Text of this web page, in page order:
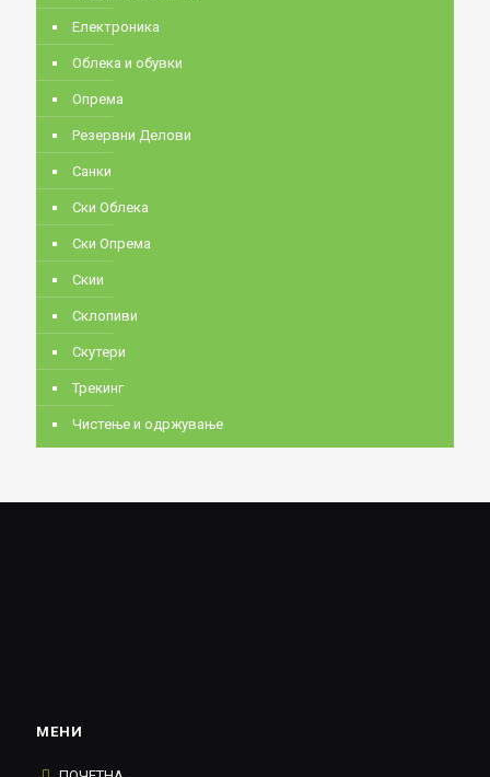
Електроника
Облека и обувки
Опрема
Резервни Делови
Санки
Ски Облека
Ски Опрема
Скии
Склопиви
Скутери
Трекинг
Чистење и одржување
МЕНИ